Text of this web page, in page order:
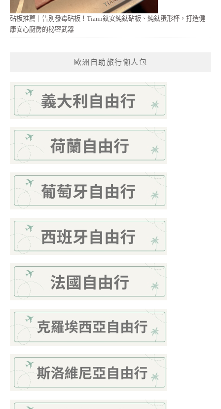
砧板推薦｜告別發霉砧板！Tiann鈦安純鈦砧板、純鈦蛋形杯，打造健
康安心廚房的秘密武器
歐洲自助旅行懶人包